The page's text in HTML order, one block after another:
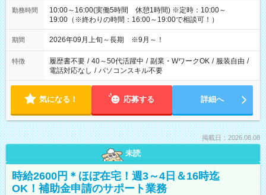
勤務時間
10:00～16:00(実働5時間 休憩1時間) ※定時：10:00～
19:00（※終わりの時間：16:00～19:00で相談可！）
期間 2026年09月上旬～長期 ※9月～！
特徴 履歴書不要 / 40～50代活躍中 / 副業・WワークOK / 服装自由 /
電話対応なし / パソコンスキル不要
気になる！ 応募する 詳細へ
掲載日：2026.08.08
未読
時給2600円＊ほぼ在宅！週3～4日＆16時迄
OK！補助金申請のサポート業務